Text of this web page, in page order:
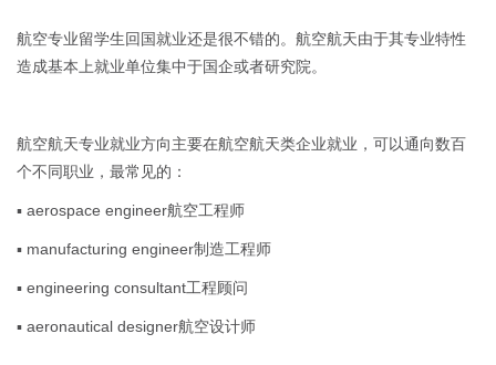
航空专业留学生回国就业还是很不错的。航空航天由于其专业特性
造成基本上就业单位集中于国企或者研究院。
航空航天专业就业方向主要在航空航天类企业就业，可以通向数百
个不同职业，最常见的：
▪ aerospace engineer航空工程师
▪ manufacturing engineer制造工程师
▪ engineering consultant工程顾问
▪ aeronautical designer航空设计师